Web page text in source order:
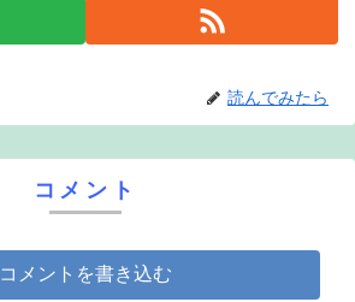
読んでみたら
コメント
コメントを書き込む